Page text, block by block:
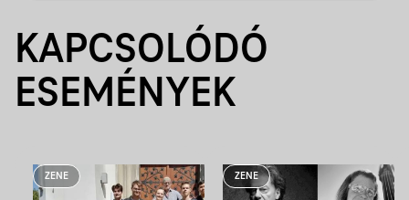
KAPCSOLÓDÓ
ESEMÉNYEK
ZENE ZENE